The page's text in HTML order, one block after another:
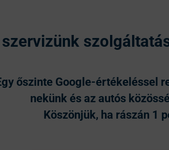
őszinte Google-értékeléssel
nekünk és az autós
Köszönjük, ha rászán 1